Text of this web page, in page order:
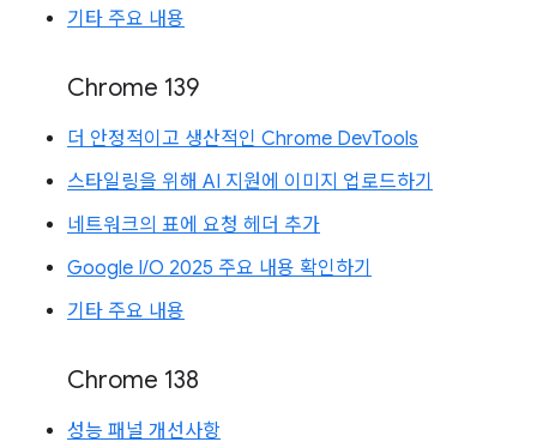
기타 주요 내용
Chrome 139
더 안정적이고 생산적인 Chrome DevTools
스타일링을 위해 AI 지원에 이미지 업로드하기
네트워크의 표에 요청 헤더 추가
Google I/O 2025 주요 내용 확인하기
기타 주요 내용
Chrome 138
성능 패널 개선사항